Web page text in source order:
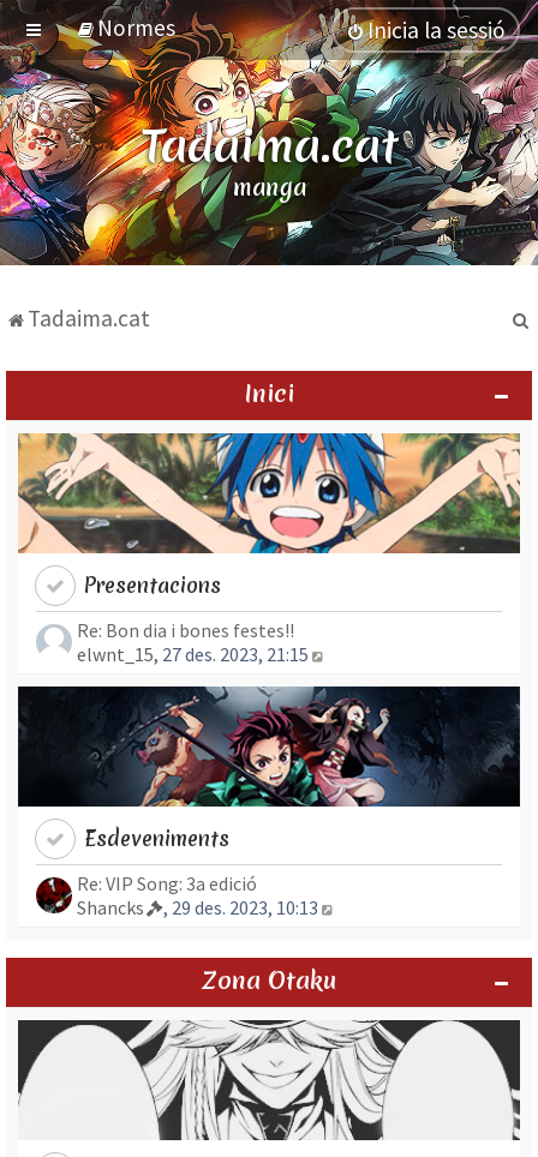
Normes Inicia la sessió
Tadaima.cat
manga
Tadaima.cat
Inici
Presentacions
Re: Bon dia i bones festes!!
elwnt_15, 27 des. 2023, 21:15
Esdeveniments
Re: VIP Song: 3a edició
Shancks
, 29 des. 2023, 10:13
Zona Otaku